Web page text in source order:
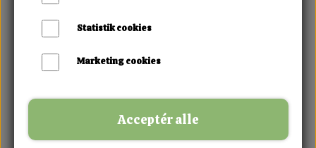
Statistik cookies
Marketing cookies
Acceptér alle